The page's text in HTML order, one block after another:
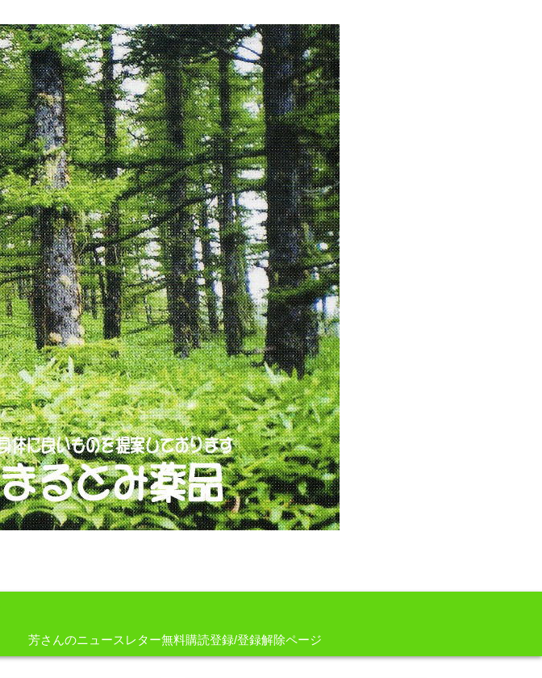
芳さんのニュースレター無料購読登録/登録解除ページ